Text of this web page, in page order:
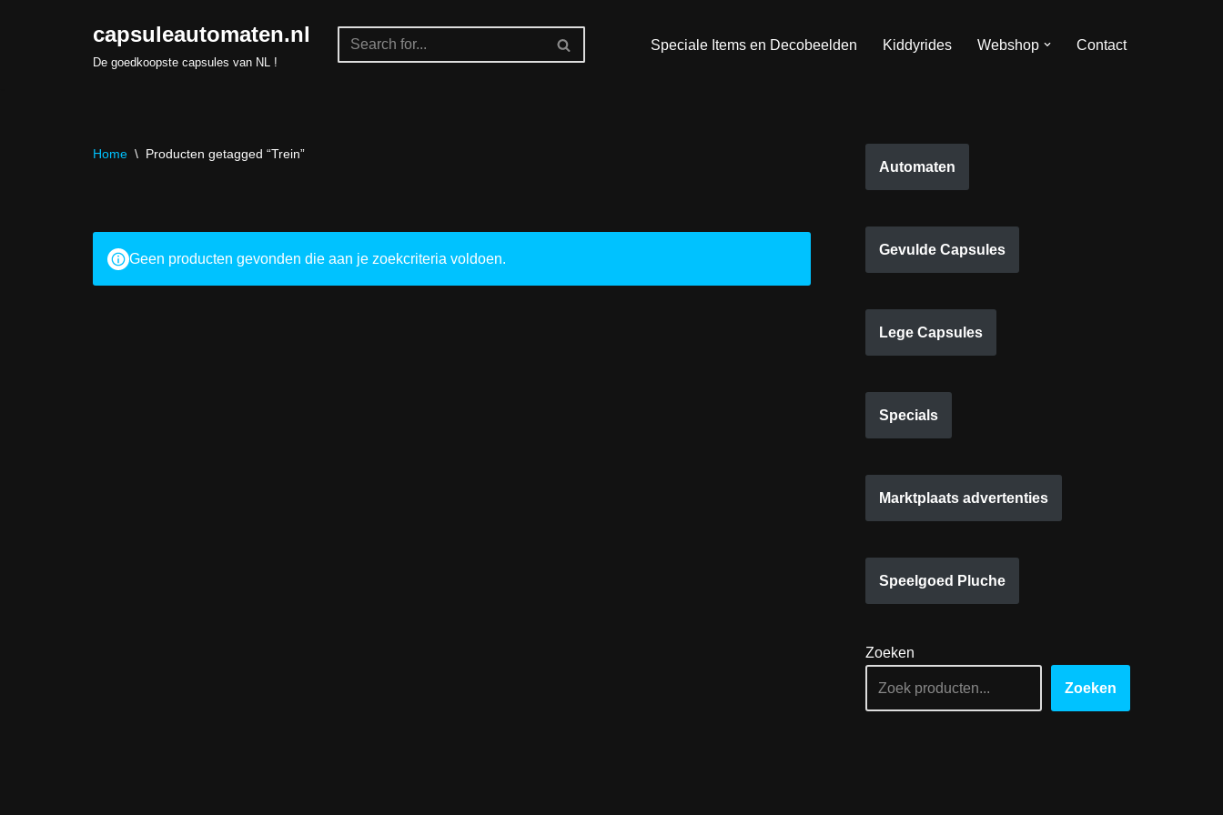
capsuleautomaten.nl
De goedkoopste capsules van NL !
Speciale Items en Decobeelden Kiddyrides Webshop Contact
Home \ Producten getagged “Trein”
Geen producten gevonden die aan je zoekcriteria voldoen.
Automaten
Gevulde Capsules
Lege Capsules
Specials
Marktplaats advertenties
Speelgoed Pluche
Zoeken
Zoeken